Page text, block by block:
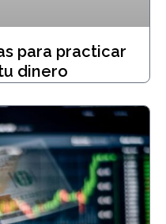
para practicar
dinero